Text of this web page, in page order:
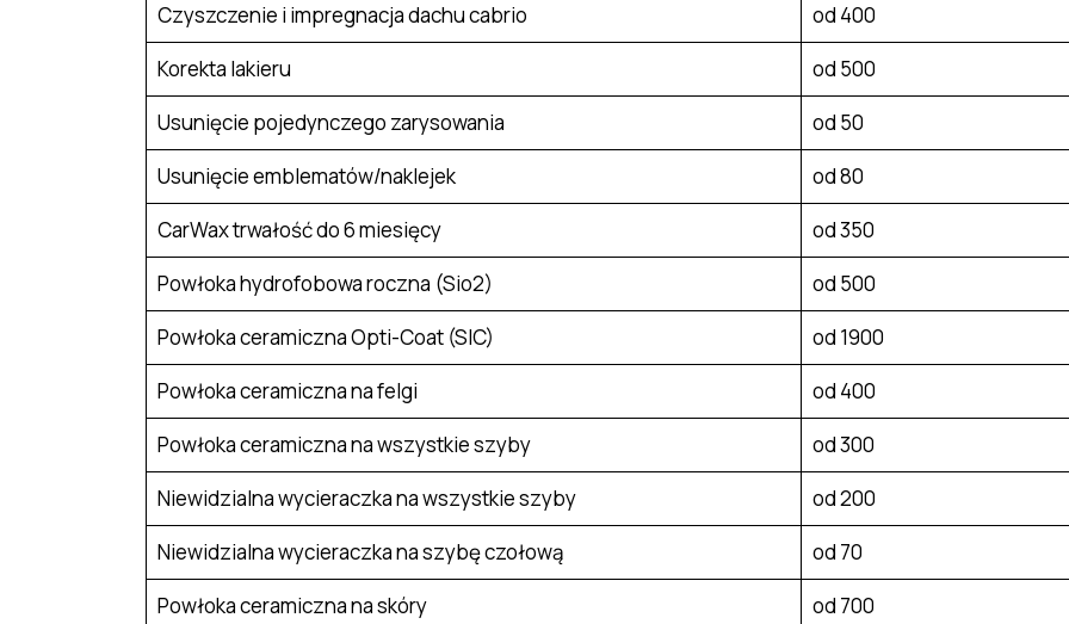
Czyszczenie i impregnacja dachu cabrio
od 400
Korekta lakieru
od 500
Usunięcie pojedynczego zarysowania
od 50
Usunięcie emblematów/naklejek
od 80
CarWax trwałość do 6 miesięcy
od 350
Powłoka hydrofobowa roczna (Sio2)
od 500
Powłoka ceramiczna Opti-Coat (SIC)
od 1900
Powłoka ceramiczna na felgi
od 400
Powłoka ceramiczna na wszystkie szyby
od 300
Niewidzialna wycieraczka na wszystkie szyby
od 200
Niewidzialna wycieraczka na szybę czołową
od 70
Powłoka ceramiczna na skóry
od 700